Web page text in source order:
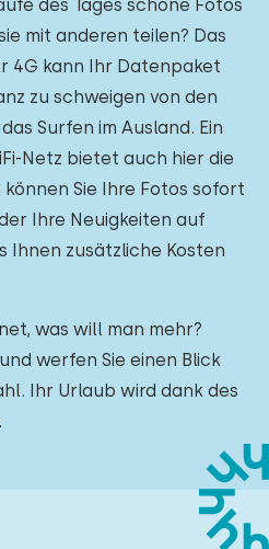
des Tages schöne Fotos
mit anderen teilen? Das
4G kann Ihr Datenpaket
zu schweigen von den
Surfen im Ausland. Ein
Netz bietet auch hier die
können Sie Ihre Fotos sofort
Ihre Neuigkeiten auf
Ihnen zusätzliche Kosten
was will man mehr?
werfen Sie einen Blick
Ihr Urlaub wird dank des